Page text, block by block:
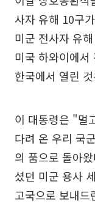
사자 유해 10구
미군 전사자 유
미국 하와이에서
한국에서 열린
이 대통령은 "멀
다려 온 우리 국
의 품으로 돌아
셨던 미군 용사
고국으로 보내